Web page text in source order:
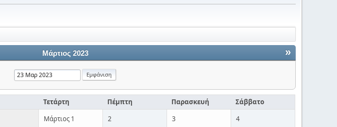
»
Μάρτιος 2023
Τετάρτη Πέμπτη Παρασκευή Σάββατο
Μάρτιος 1 2 3 4